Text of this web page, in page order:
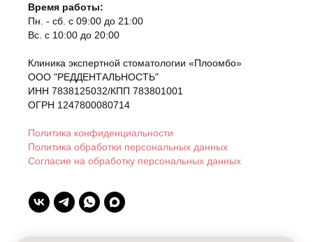
Время работы:
Пн. - сб. с 09:00 до 21:00
Вс. с 10:00 до 20:00
Клиника экспертной стоматологии «Плоомбо»
ООО "РЕДДЕНТАЛЬНОСТЬ"
ИНН 7838125032/КПП 783801001
ОГРН 1247800080714
Политика конфиденциальности
Политика обработки персональных данных
Согласие на обработку персональных данных